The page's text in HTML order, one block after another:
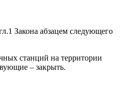
Закона абзацем следующего
станций на территории
– закрыть.